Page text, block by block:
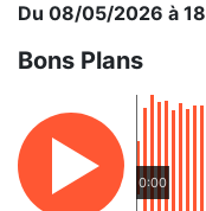
Du 08/05/2026 à
Bons Plans
0:00